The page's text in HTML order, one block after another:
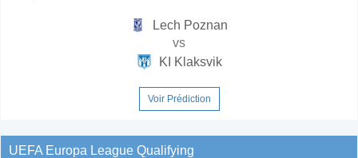
Lech Poznan
vs
KI Klaksvik
Voir Prédiction
UEFA Europa League Qualifying